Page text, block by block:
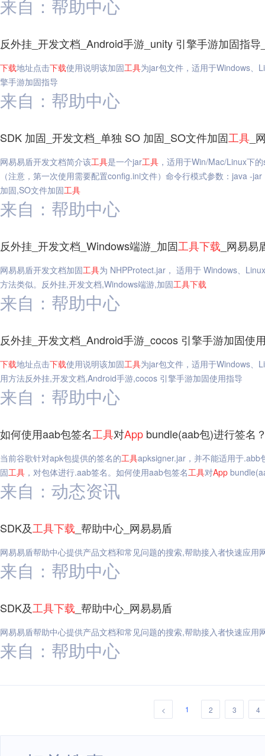
来自：帮助中心
反外挂_开发文档_Android手游_unity 引擎手游加固指导
下载地址点击下载使用说明该加固工具为jar包文件，适用于Windows、
擎手游加固指导
来自：帮助中心
SDK 加固_开发文档_单独 SO 加固_SO文件加固工具 _
网易易盾开发文档简介该工具是一个jar工具 ，适用于Win/Mac/Linux下
（注意，第一次使用需要配置config.ini文件）命令行模式参数：java -
加固,SO文件加固工具
来自：帮助中心
反外挂_开发文档_Windows端游_加固工具下载 _网易易
网易易盾开发文档加固工具为 NHPProtect.jar， 适用于 Windows、
方法类似。反外挂,开发文档,Windows端游,加固工具下载
来自：帮助中心
反外挂_开发文档_Android手游_cocos 引擎手游加固使
下载地址点击下载使用说明该加固工具为jar包文件，适用于Windows、
用方法反外挂,开发文档,Android手游,cocos 引擎手游加固使用指导
来自：帮助中心
如何使用aab包签名工具对App bundle(aab包)进行签名
当前谷歌针对apk包提供的签名的工具apksigner.jar，并不能适用于.abb
固工具 ，对包体进行.aab签名。如何使用aab包签名工具对App
来自：动态资讯
SDK及工具下载 _帮助中心_网易易盾
网易易盾帮助中心提供产品文档和常见问题的搜索,帮助接入者快速应用
来自：帮助中心
SDK及工具下载 _帮助中心_网易易盾
网易易盾帮助中心提供产品文档和常见问题的搜索,帮助接入者快速应用
来自：帮助中心
< 1 2 3 4